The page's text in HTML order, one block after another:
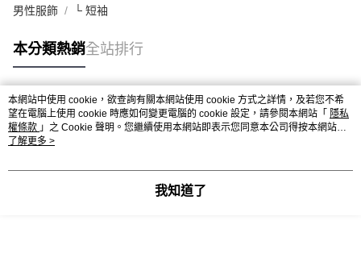
男性服飾 └ 短袖
本分類熱銷全站排行
熱門標籤
本網站中使用 cookie，欲查詢有關本網站使用 cookie 方式之詳情，及若您不希
望在電腦上使用 cookie 時應如何變更電腦的 cookie 設定，請參閱本網站「 隱私
權條款 」之 Cookie 聲明。您繼續使用本網站即表示您同意本公司得按本網站使
用條款之 Cookie 聲明使用 cookie。
了解更多 >
我知道了